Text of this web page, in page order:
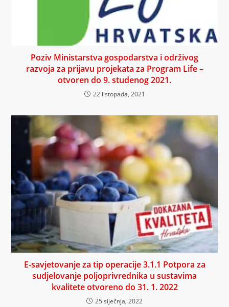
Poziv Ministarstva gospodarstva i održivog
razvoja za prijavu projekata za Program Life –
otvoren do 9. studenog 2021.
22 listopada, 2021
E-savjetovanje za tip operacije 3.1.1 Potpora za
sudjelovanje poljoprivrednika u sustavima
kvalitete otvoreno do 31. 1. 2022
25 siječnja, 2022